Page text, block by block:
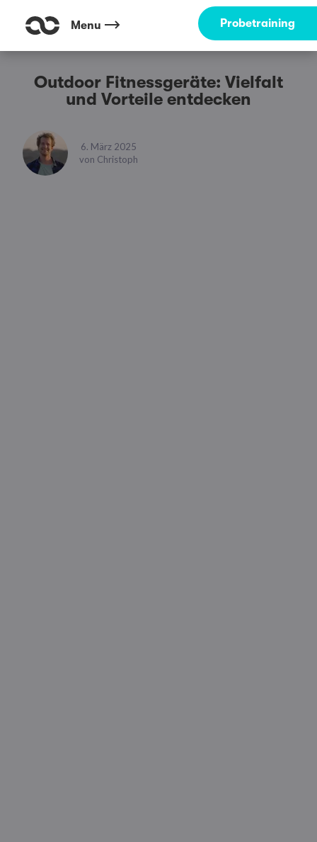
Menu Probetraining
Outdoor Fitnessgeräte: Vielfalt
und Vorteile entdecken
6. März 2025
von Christoph